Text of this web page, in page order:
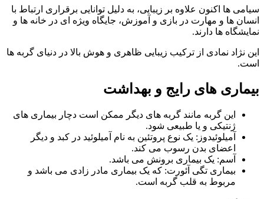
سیامی‌ ها اکنون علاوه بر زیبایی، به‌ دلیل توانایی برقراری ارتباط با
انسان‌ ها و مهارت در بازی و آموزش، جایگاه ویژه‌ ای در خانه‌ ها و
نمایشگاه‌ ها دارند.
این نژاد نمادی از ترکیب زیبایی ظاهری و هوش بالا در دنیای گربه‌ ها
است.
بیماری های رایج و بهداشت
این گربه مانند گربه های دیگر ممکن است دچار بیماری های
ژنتیکی و یا طبیعی شود.
آمیلوئیدوز: یک نوع پروتئین به نام آمیلوئید در کبد و دیگر
اعضای بدن رسوب می کند.
آسم: یک بیماری برونش می باشد.
بیماری تگی آئورت: که یک بیماری مادر زادی می باشد و
مربوط به قلب گربه است.